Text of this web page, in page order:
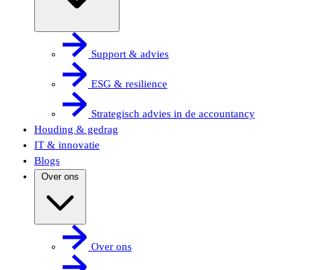
Support & advies
ESG & resilience
Strategisch advies in de accountancy
Houding & gedrag
IT & innovatie
Blogs
Over ons
Over ons